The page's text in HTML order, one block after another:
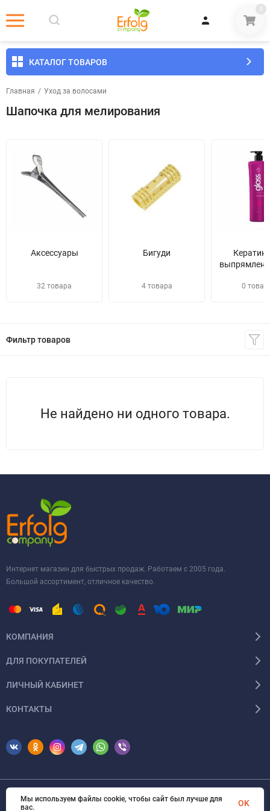
0
КАТАЛОГ ТОВАРОВ
Главная / Уход за волосами
Шапочка для мелирования
Аксессуары
32 товара
Бигуди
4 товара 0
Фильтр товаров
Не найдено ни одного товара.
Интернет магазин для быстрых продаж. Работаем с 2005 года.
Большой ассортимент, отличное качество.
КОМПАНИЯ
ДЛЯ ПОКУПАТЕЛЕЙ
ЛИЧНЫЙ КАБИНЕТ
КОНТАКТЫ
© 2026 Erfolg Cosmetics. Все права защищены
Мы используем файлы cookie, чтобы сайт был лучше для
вас.
OK